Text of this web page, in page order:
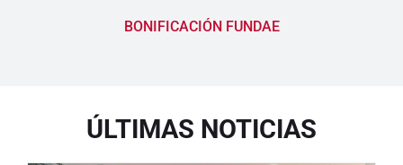
BONIFICACIÓN FUNDAE
ÚLTIMAS NOTICIAS